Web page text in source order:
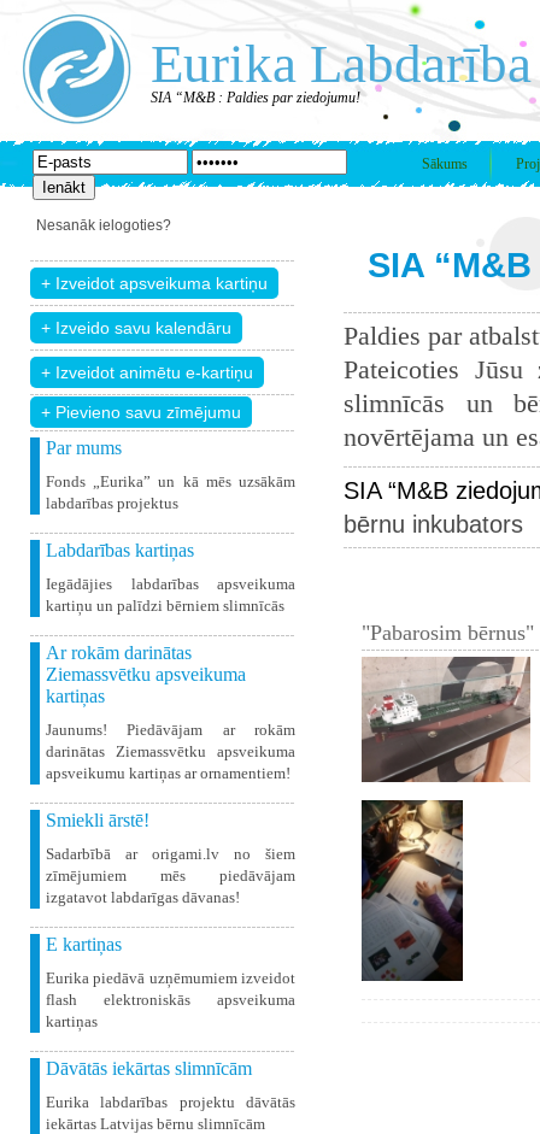
Eurika Labdarība
SIA “M&B : Paldies par ziedojumu!
Sākums
Nesanāk ielogoties?
+ Pievieno savu zīmējumu
Par mums
Fonds „Eurika” un kā mēs uzsākām
labdarības projektus
Labdarības kartiņas
Iegādājies labdarības apsveikuma
kartiņu un palīdzi bērniem slimnīcās
Ar rokām darinātas
Ziemassvētku apsveikuma
kartiņas
Jaunums! Piedāvājam ar rokām
darinātas Ziemassvētku apsveikuma
apsveikumu kartiņas ar ornamentiem!
Smiekli ārstē!
Sadarbībā ar origami.lv no šiem
zīmējumiem mēs piedāvājam
izgatavot labdarīgas dāvanas!
E kartiņas
Eurika piedāvā uzņēmumiem izveidot
flash elektroniskās apsveikuma
kartiņas
Dāvātās iekārtas slimnīcām
Eurika labdarības projektu dāvātās
iekārtas Latvijas bērnu slimnīcām
SIA
Paldies par
Pateicoties
slimnīcās un
novērtējama un
SIA “M&B
bērnu inkubators
"Pabarosim